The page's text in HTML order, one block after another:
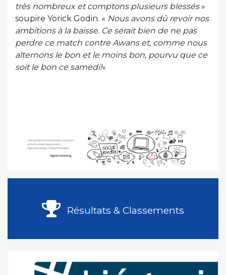
très nombreux et comptons plusieurs blessés»
soupire Yorick Godin. « Nous avons dû revoir nos
ambitions à la baisse. Ce serait bien de ne pas
perdre ce match contre Awans et, comme nous
alternons le bon et le moins bon, pourvu que ce
soit le bon ce samedi!«
Résultats & Classements